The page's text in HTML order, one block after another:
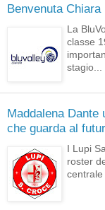
Benvenuta Chiara
La
classe
stagio...
Maddalena Dante
che guarda al
I Lupi
roster
centrale